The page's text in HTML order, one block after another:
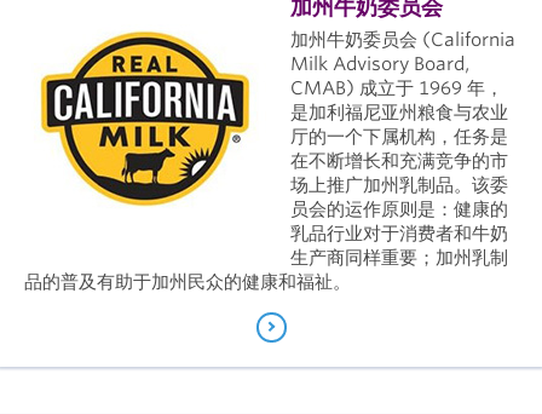
加州牛奶委员会
加州牛奶委员会 (California
Milk Advisory Board,
CMAB) 成立于 1969 年，
是加利福尼亚州粮食与农业
厅的一个下属机构，任务是
在不断增长和充满竞争的市
场上推广加州乳制品。该委
员会的运作原则是：健康的
乳品行业对于消费者和牛奶
生产商同样重要；加州乳制
品的普及有助于加州民众的健康和福祉。